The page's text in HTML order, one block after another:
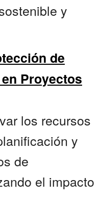
y
de
Proyectos
los recursos
y
de
el impacto